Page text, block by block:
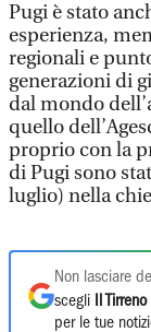
Pugi è stato
esperienza,
regionali e
generazioni di
dal mondo
quello
proprio con la
di Pugi sono
luglio) nella
Non lasciare
scegli
Il Tirreno
per le tue